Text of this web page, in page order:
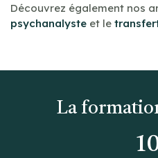
Découvrez également nos
psychanalyste et le
La